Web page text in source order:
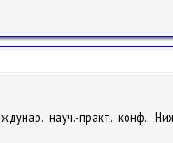
науч.-практ. конф.,